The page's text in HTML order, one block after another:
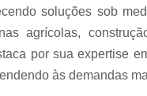
Guarda
corpos
Guarda
soluções sob
agrícolas,
por sua expertise
às demandas